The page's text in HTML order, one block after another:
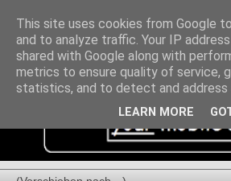
This site uses cookies from Google
and to analyze traffic. Your IP
shared with Google along with
metrics to ensure quality of service,
statistics, and to detect and address
LEARN MORE